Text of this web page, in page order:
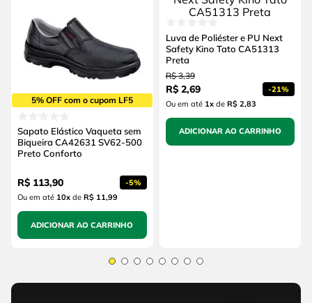
5% OFF com o cupom LF5
Sapato Elástico Vaqueta sem
Biqueira CA42631 SV62-500
Preto Conforto
R$ 113,90 -5%
Ou em até 10x de R$ 11,99
ADICIONAR AO CARRINHO
Luva de Poliéster e PU Next
Safety Kino Tato CA51313
Preta
R$ 3,39
R$ 2,69 -21%
Ou em até 1xde R$ 2,83
ADICIONAR AO CARRINHO